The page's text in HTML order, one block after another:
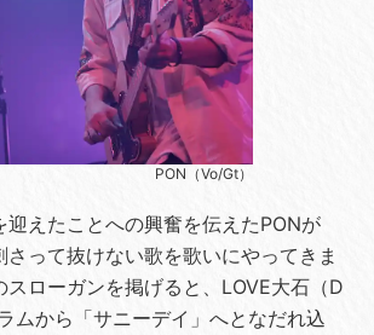
PON（Vo/Gt）
迎えたことへの興奮を伝えたPONが
さって抜けない歌を歌いにやってきま
スローガンを掲げると、LOVE大石（D
ムから「サニーデイ」へとなだれ込